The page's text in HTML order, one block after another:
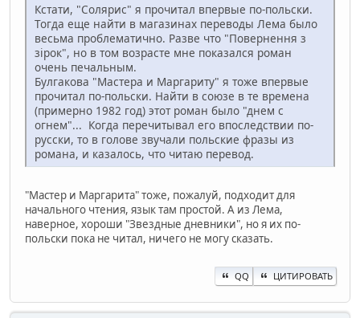
Кстати, "Солярис" я прочитал впервые по-польски.
Тогда еще найти в магазинах переводы Лема было
весьма проблематично. Разве что "Повернення з
зірок", но в том возрасте мне показался роман
очень печальным.
Булгакова "Мастера и Маргариту" я тоже впервые
прочитал по-польски. Найти в союзе в те времена
(примерно 1982 год) этот роман было "днем с
огнем"... Когда перечитывал его впоследствии по-
русски, то в голове звучали польские фразы из
романа, и казалось, что читаю перевод.
"Мастер и Маргарита" тоже, пожалуй, подходит для
начального чтения, язык там простой. А из Лема,
наверное, хороши "Звездные дневники", но я их по-
польски пока не читал, ничего не могу сказать.
QQ ЦИТИРОВАТЬ